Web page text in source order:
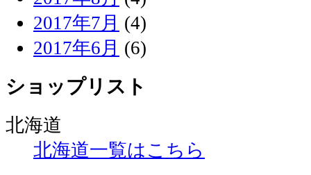
2017年7月 (4)
2017年6月 (6)
ショップリスト
北海道
北海道一覧はこちら